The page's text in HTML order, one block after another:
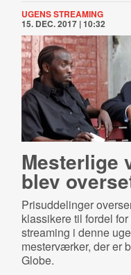
UGENS STREAMING
15. DEC. 2017 | 10:32
Mesterlige
blev
Prisuddelinger
klassikere til fordel
streaming i denne
mesterværker, der er
Globe.